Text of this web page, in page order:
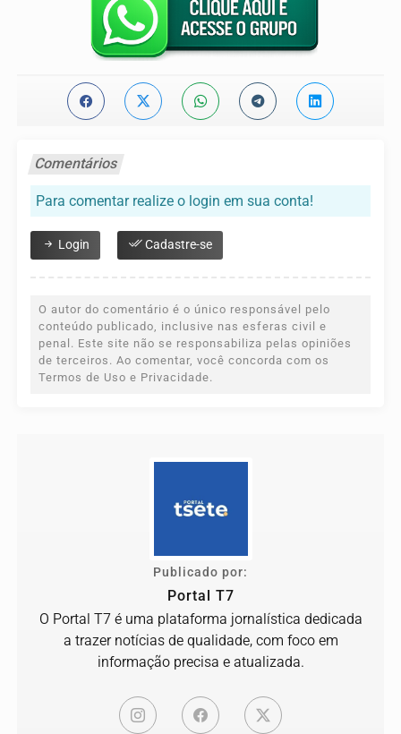
Comentários
Para comentar realize o login em sua conta!
Login Cadastre-se
O autor do comentário é o único responsável pelo
conteúdo publicado, inclusive nas esferas civil e
penal. Este site não se responsabiliza pelas opiniões
de terceiros. Ao comentar, você concorda com os
Termos de Uso e Privacidade.
Publicado por:
Portal T7
O Portal T7 é uma plataforma jornalística dedicada
a trazer notícias de qualidade, com foco em
informação precisa e atualizada.